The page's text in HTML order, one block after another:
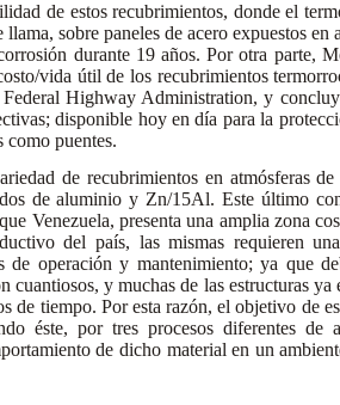
de estos recubrimientos, donde el
sobre paneles de acero expuestos en
durante 19 años. Por otra parte,
vida útil de los recubrimientos
Highway Administration, y
disponible hoy en día para la
como puentes.
de recubrimientos en atmósferas
de aluminio y Zn/15Al. Este último
Venezuela, presenta una amplia zona
del país, las mismas requieren
de operación y mantenimiento; ya que
y muchas de las estructuras ya
de tiempo. Por esta razón, el objetivo de
éste, por tres procesos diferentes de
de dicho material en un